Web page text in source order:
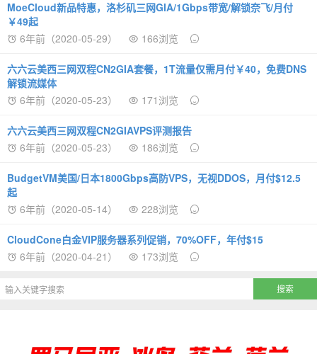
MoeCloud新品特惠，洛杉矶三网GIA/1Gbps带宽/解锁奈飞/月付
￥49起
6年前（2020-05-29）
166浏览
六六云美西三网双程CN2GIA套餐，1T流量仅需月付￥40，免费DNS
解锁流媒体
6年前（2020-05-23）
171浏览
六六云美西三网双程CN2GIAVPS评测报告
6年前（2020-05-23）
186浏览
BudgetVM美国/日本1800Gbps高防VPS，无视DDOS，月付$12.5
起
6年前（2020-05-14）
228浏览
CloudCone白金VIP服务器系列促销，70%OFF，年付$15
6年前（2020-04-21）
173浏览